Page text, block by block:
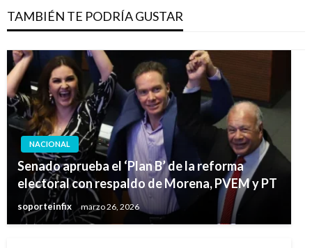
TAMBIÉN TE PODRÍA GUSTAR
NACIONAL
Senado aprueba el ‘Plan B’ de la reforma
electoral con respaldo de Morena, PVEM y PT
soporteinfix marzo 26, 2026